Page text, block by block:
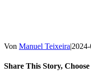
Von Manuel Teixeira|
Share This Story,